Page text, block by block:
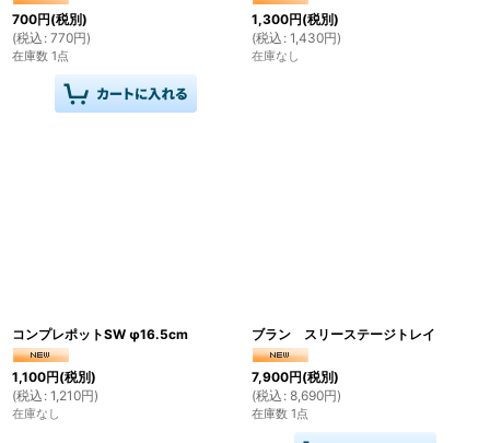
700円(税別)
(税込 : 770円)
在庫数 1点
1,300円(税別)
(税込 : 1,430円)
在庫なし
コンプレポットSW φ16.5cm
1,100円(税別)
(税込 : 1,210円)
在庫なし
ブラン スリーステージトレイ
7,900円(税別)
(税込 : 8,690円)
在庫数 1点